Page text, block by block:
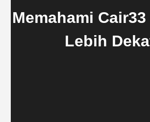
Memahami
Lebih